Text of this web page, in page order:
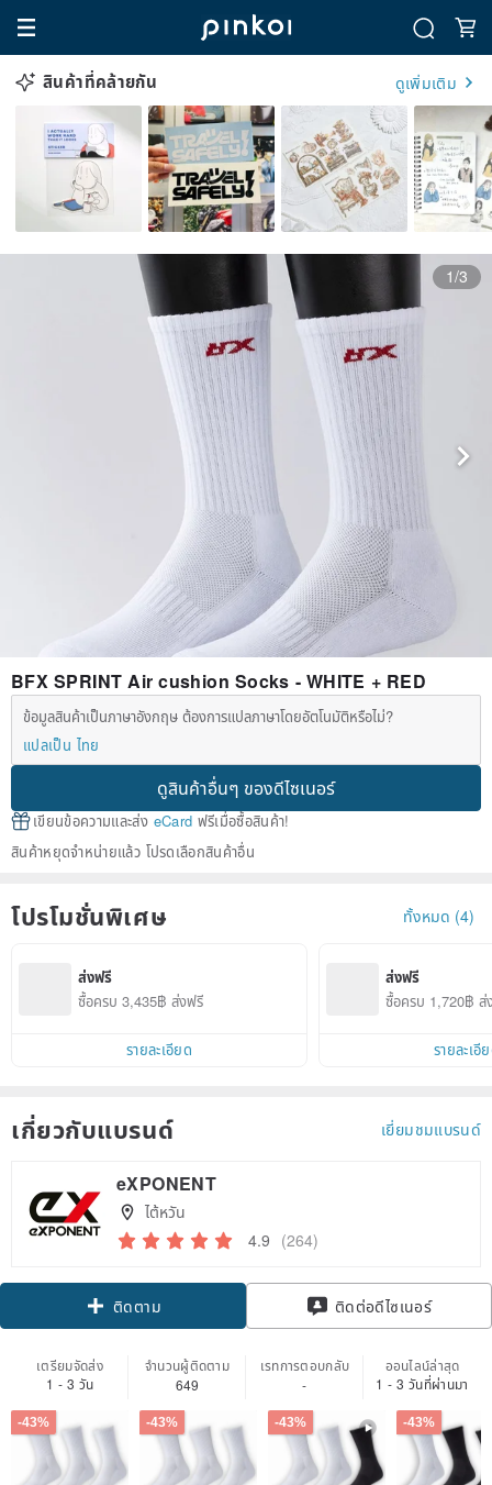
สินค้าที่คล้ายกัน ดูเพิ่มเติม
1/3
BFX SPRINT Air cushion Socks - WHITE + RED
ข้อมูลสินค้าเป็นภาษาอังกฤษ ต้องการแปลภาษาโดยอัตโนมัติหรือไม่?
แปลเป็น ไทย
ดูสินค้าอื่นๆ ของดีไซเนอร์
เขียนข้อความและส่ง eCard ฟรีเมื่อซื้อสินค้า!
สินค้าหยุดจำหน่ายแล้ว โปรดเลือกสินค้าอื่น
โปรโมชั่นพิเศษ ทั้งหมด (4)
ส่งฟรี
ซื้อครบ 3,435฿ ส่งฟรี
รายละเอียด
ส่งฟรี
ซื้อครบ 1,720฿ ส่
รายละเอี
เกี่ยวกับแบรนด์ เยี่ยมชมแบรนด์
eXPONENT
ไต้หวัน
4.9 (264)
ติดตาม ติดต่อดีไซเนอร์
เตรียมจัดส่ง
1 - 3 วัน
จำนวนผู้ติดตาม
649
เรทการตอบกลับ
-
ออนไลน์ล่าสุด
1 - 3 วันที่ผ่านมา
-43% -43% -43% -43%